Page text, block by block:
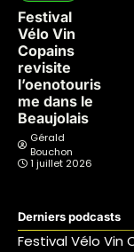
Festival
Vélo Vin
Copains
revisite
l’oenotouris
me dans le
Beaujolais
Gérald
Bouchon
1 juillet 2026
Derniers podcasts
Festival Vélo Vin